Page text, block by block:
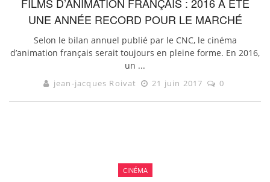
UNE ANNÉE RECORD POUR LE MARCHÉ
Selon le bilan annuel publié par le CNC, le cinéma
d’animation français serait toujours en pleine forme. En 2016,
un ...
jean-jacques Roivat 21 juin 2017 0
CINÉMA